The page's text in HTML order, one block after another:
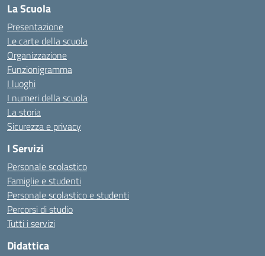
La Scuola
Presentazione
Le carte della scuola
Organizzazione
Funzionigramma
I luoghi
I numeri della scuola
La storia
Sicurezza e privacy
I Servizi
Personale scolastico
Famiglie e studenti
Personale scolastico e studenti
Percorsi di studio
Tutti i servizi
Didattica